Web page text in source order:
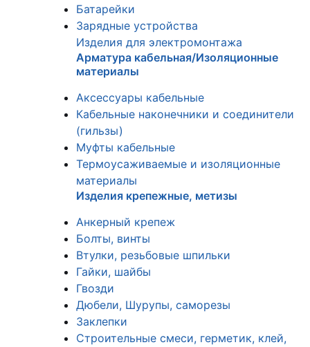
Батарейки
Зарядные устройства
Изделия для электромонтажа
Арматура кабельная/Изоляционные
материалы
Аксессуары кабельные
Кабельные наконечники и соединители
(гильзы)
Муфты кабельные
Термоусаживаемые и изоляционные
материалы
Изделия крепежные, метизы
Анкерный крепеж
Болты, винты
Втулки, резьбовые шпильки
Гайки, шайбы
Гвозди
Дюбели, Шурупы, саморезы
Заклепки
Строительные смеси, герметик, клей,